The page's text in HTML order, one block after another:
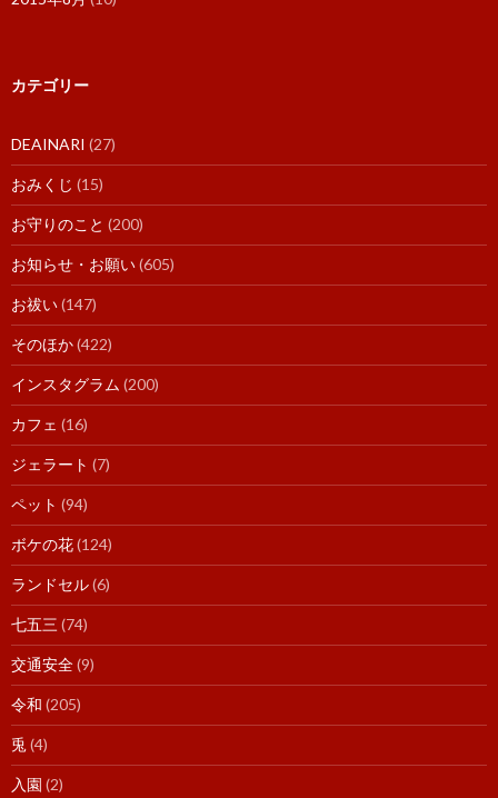
カテゴリー
DEAINARI (27)
おみくじ (15)
お守りのこと (200)
お知らせ・お願い(605)
お祓い(147)
そのほか(422)
インスタグラム (200)
カフェ (16)
ジェラート (7)
ペット (94)
ボケの花(124)
ランドセル(6)
七五三 (74)
交通安全(9)
令和 (205)
兎 (4)
入園 (2)